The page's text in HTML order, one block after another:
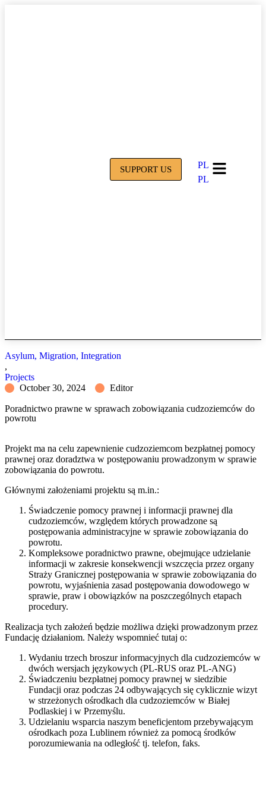
SUPPORT US
PL
PL
Asylum, Migration, Integration
,
Projects
October 30, 2024
Editor
Poradnictwo prawne w sprawach zobowiązania cudzoziemców do
powrotu
Projekt ma na celu zapewnienie cudzoziemcom bezpłatnej pomocy
prawnej oraz doradztwa w postępowaniu prowadzonym w sprawie
zobowiązania do powrotu.
Głównymi założeniami projektu są m.in.:
Świadczenie pomocy prawnej i informacji prawnej dla
cudzoziemców, względem których prowadzone są
postępowania administracyjne w sprawie zobowiązania do
powrotu.
Kompleksowe poradnictwo prawne, obejmujące udzielanie
informacji w zakresie konsekwencji wszczęcia przez organy
Straży Granicznej postępowania w sprawie zobowiązania do
powrotu, wyjaśnienia zasad postępowania dowodowego w
sprawie, praw i obowiązków na poszczególnych etapach
procedury.
Realizacja tych założeń będzie możliwa dzięki prowadzonym przez
Fundację działaniom. Należy wspomnieć tutaj o:
Wydaniu trzech broszur informacyjnych dla cudzoziemców w
dwóch wersjach językowych (PL-RUS oraz PL-ANG)
Świadczeniu bezpłatnej pomocy prawnej w siedzibie
Fundacji oraz podczas 24 odbywających się cyklicznie wizyt
w strzeżonych ośrodkach dla cudzoziemców w Białej
Podlaskiej i w Przemyślu.
Udzielaniu wsparcia naszym beneficjentom przebywającym
ośrodkach poza Lublinem również za pomocą środków
porozumiewania na odległość tj. telefon, faks.